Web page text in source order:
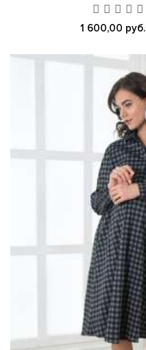
1 600,00 руб.